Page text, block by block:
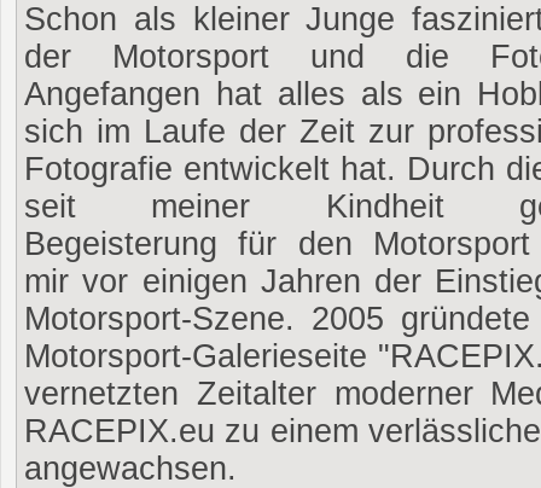
Schon als kleiner Junge
der Motorsport und die
Angefangen hat alles als ein
sich im Laufe der Zeit zur
Fotografie entwickelt hat. Durch
seit meiner Kindheit
Begeisterung für den
mir vor einigen Jahren der
Motorsport-Szene. 2005
Motorsport-Galerieseite
vernetzten Zeitalter moderner
RACEPIX.eu zu einem
angewachsen.